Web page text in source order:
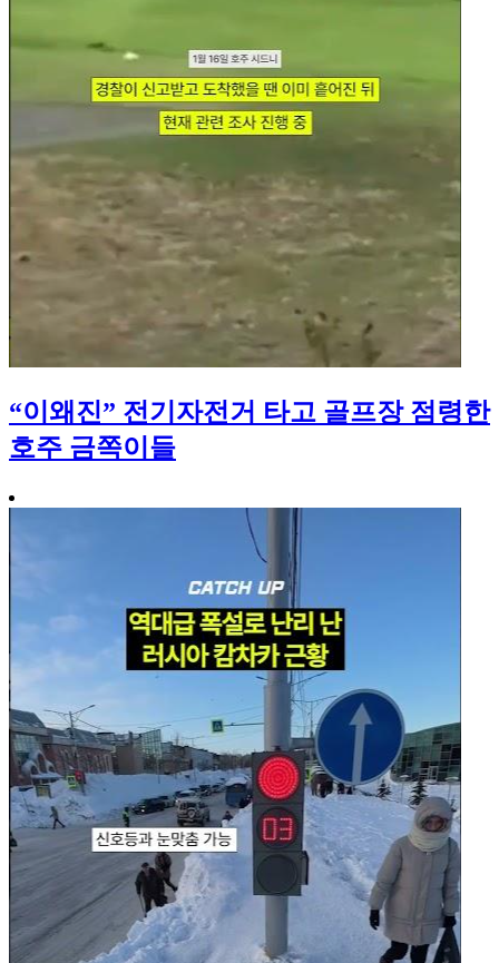
“이왜진” 전기자전거 타고 골프장 점령한
호주 금쪽이들